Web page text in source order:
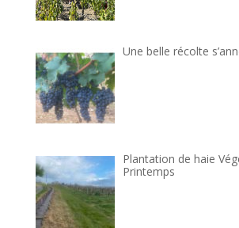
Une belle récolte
Plantation de haie
Printemps